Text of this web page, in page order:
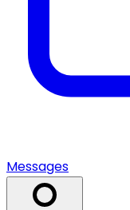
Messages